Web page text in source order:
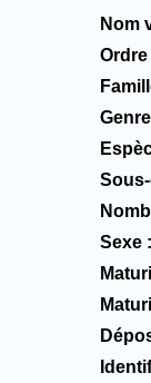
Nom
Ordre
Genre
Sexe